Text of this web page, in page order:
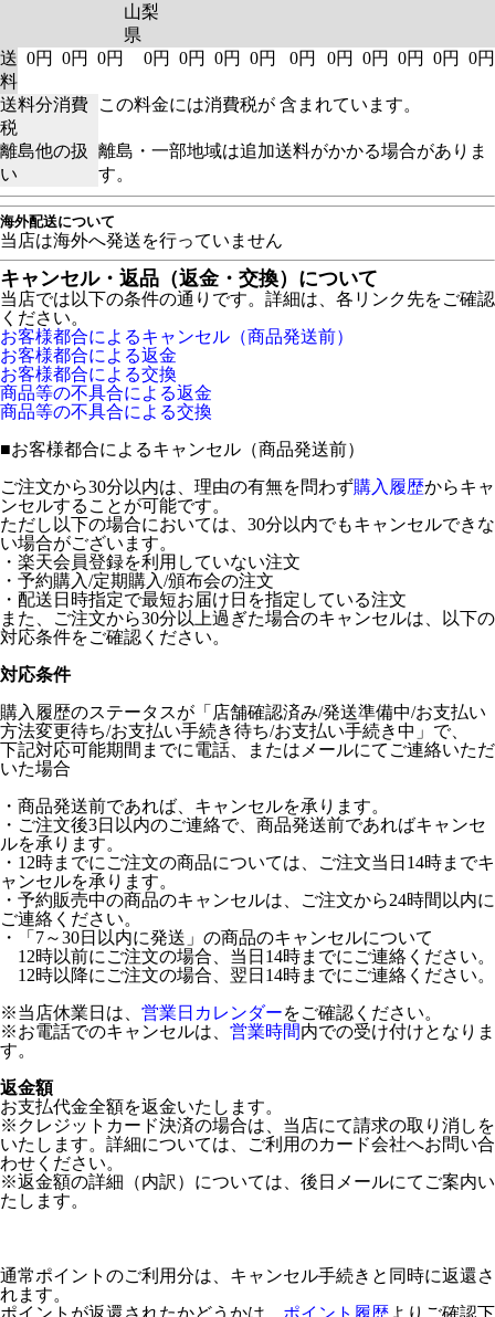
山梨
県
送
料
0円 0円 0円 0円 0円 0円 0円 0円 0円 0円 0円 0円 0円
送料分消費
税
この料金には消費税が 含まれています。
離島他の扱
い
離島・一部地域は追加送料がかかる場合がありま
す。
海外配送について
当店は海外へ発送を行っていません
キャンセル・返品（返金・交換）について
当店では以下の条件の通りです。詳細は、各リンク先をご確認
ください。
お客様都合によるキャンセル（商品発送前）
お客様都合による返金
お客様都合による交換
商品等の不具合による返金
商品等の不具合による交換
■お客様都合によるキャンセル（商品発送前）
ご注文から30分以内は、理由の有無を問わず購入履歴からキャ
ンセルすることが可能です。
ただし以下の場合においては、30分以内でもキャンセルできな
い場合がございます。
・楽天会員登録を利用していない注文
・予約購入/定期購入/頒布会の注文
・配送日時指定で最短お届け日を指定している注文
また、ご注文から30分以上過ぎた場合のキャンセルは、以下の
対応条件をご確認ください。
対応条件
購入履歴のステータスが「店舗確認済み/発送準備中/お支払い
方法変更待ち/お支払い手続き待ち/お支払い手続き中」で、
下記対応可能期間までに電話、またはメールにてご連絡いただ
いた場合
・商品発送前であれば、キャンセルを承ります。
・ご注文後3日以内のご連絡で、商品発送前であればキャンセ
ルを承ります。
・12時までにご注文の商品については、ご注文当日14時までキ
ャンセルを承ります。
・予約販売中の商品のキャンセルは、ご注文から24時間以内に
ご連絡ください。
・「7～30日以内に発送」の商品のキャンセルについて
12時以前にご注文の場合、当日14時までにご連絡ください。
12時以降にご注文の場合、翌日14時までにご連絡ください。
※当店休業日は、 営業日カレンダーをご確認ください。
※お電話でのキャンセルは、 営業時間内での受け付けとなりま
す。
返金額
お支払代金全額を返金いたします。
※クレジットカード決済の場合は、当店にて請求の取り消しを
いたします。詳細については、ご利用のカード会社へお問い合
わせください。
※返金額の詳細（内訳）については、後日メールにてご案内い
たします。
通常ポイントのご利用分は、キャンセル手続きと同時に返還さ
れます。
ポイントが返還されたかどうかは、 ポイント履歴 よりご確認下